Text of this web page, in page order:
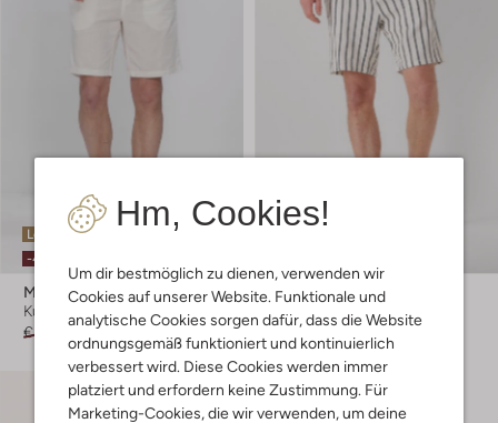
Hm, Cookies!
Um dir bestmöglich zu dienen, verwenden wir
Cookies auf unserer Website. Funktionale und
analytische Cookies sorgen dafür, dass die Website
ordnungsgemäß funktioniert und kontinuierlich
verbessert wird. Diese Cookies werden immer
platziert und erfordern keine Zustimmung. Für
Marketing-Cookies, die wir verwenden, um deine
Letzte Größen
-40%
Matinique
Kurze Hose
€ 49,99 € 29,99
Selected Men
Kurze Hose
€ 59,95 € 23,99